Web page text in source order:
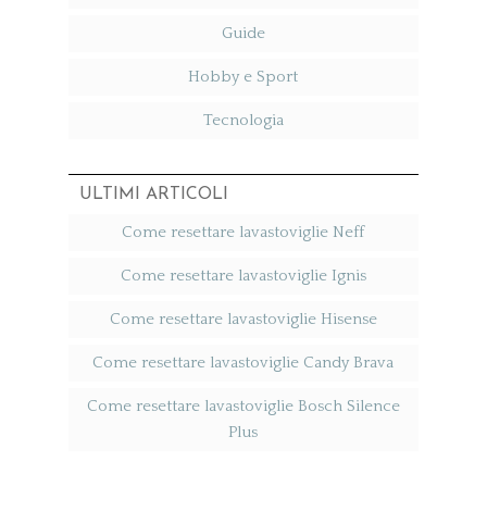
Guide
Hobby e Sport
Tecnologia
ULTIMI ARTICOLI
Come resettare lavastoviglie Neff​
Come resettare lavastoviglie Ignis​
Come resettare lavastoviglie Hisense​
Come resettare lavastoviglie Candy Brava​
Come resettare lavastoviglie Bosch Silence
Plus​